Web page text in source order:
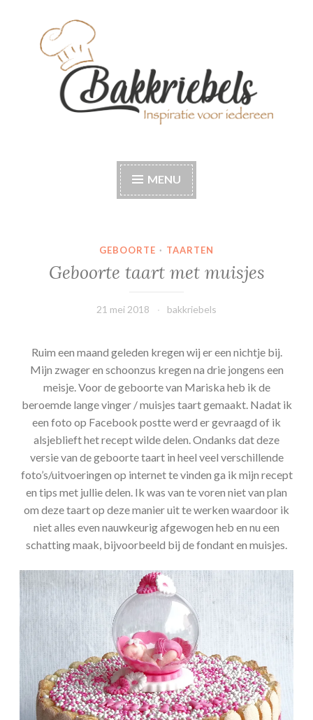
Bakkriebels
MENU
GEBOORTE · TAARTEN
Geboorte taart met muisjes
21 mei 2018 bakkriebels
Ruim een maand geleden kregen wij er een nichtje bij.
Mijn zwager en schoonzus kregen na drie jongens een
meisje. Voor de geboorte van Mariska heb ik de
beroemde lange vinger / muisjes taart gemaakt. Nadat ik
een foto op Facebook postte werd er gevraagd of ik
alsjeblieft het recept wilde delen. Ondanks dat deze
versie van de geboorte taart in heel veel verschillende
foto’s/uitvoeringen op internet te vinden ga ik mijn recept
en tips met jullie delen. Ik was van te voren niet van plan
om deze taart op deze manier uit te werken waardoor ik
niet alles even nauwkeurig afgewogen heb en nu een
schatting maak, bijvoorbeeld bij de fondant en muisjes.